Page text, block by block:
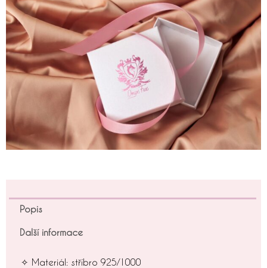
Popis
Další informace
✧ Materiál: stříbro 925/1000